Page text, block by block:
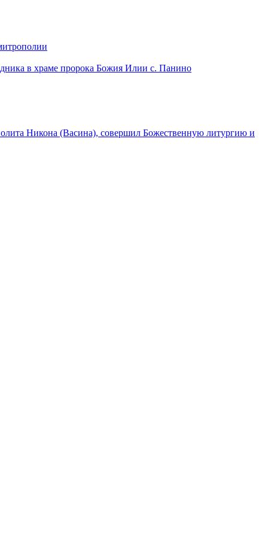
в храме пророка Божия Илии с. Панино
Никона (Васина), совершил Божественную литургию и